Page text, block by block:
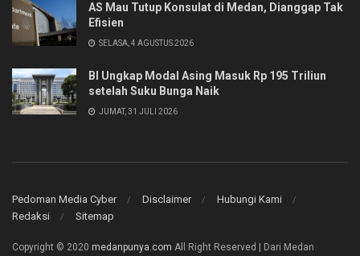
AS Mau Tutup Konsulat di Medan, Dianggap Tak
Efisien
SELASA, 4 AGUSTUS 2026
BI Ungkap Modal Asing Masuk Rp 195 Triliun
setelah Suku Bunga Naik
JUMAT, 31 JULI 2026
Pedoman Media Cyber Disclaimer
Hubungi Kami
Redaksi
Sitemap
Copyright © 2020 medanpunya.com All Right Reserved | Dari Medan